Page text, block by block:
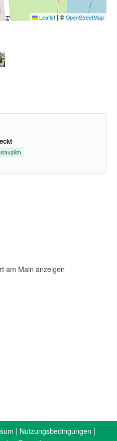
Leaflet |© OpenStreetMap
am Main anzeigen
| Nutzungsbedingungen |